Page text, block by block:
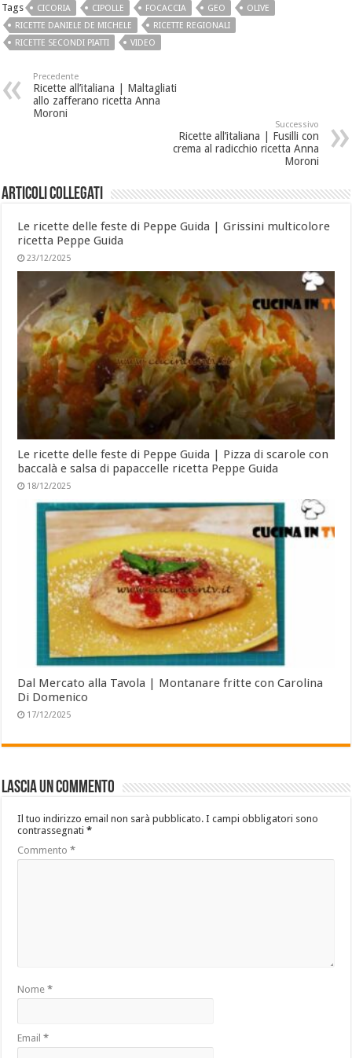
Tags CICORIA CIPOLLE FOCACCIA GEO
OLIVE
RICETTE DANIELE DE MICHELE
RICETTE REGIONALI
RICETTE SECONDI PIATTI
VIDEO
Precedente
Ricette all’italiana | Maltagliati
allo zafferano ricetta Anna
Moroni
Successivo
Ricette all’italiana | Fusilli con
crema al radicchio ricetta Anna
Moroni
Articoli collegati
Le ricette delle feste di Peppe Guida | Grissini multicolore
ricetta Peppe Guida
23/12/2025
Le ricette delle feste di Peppe Guida | Pizza di scarole con
baccalà e salsa di papaccelle ricetta Peppe Guida
18/12/2025
Dal Mercato alla Tavola | Montanare fritte con Carolina
Di Domenico
17/12/2025
Lascia un commento
Il tuo indirizzo email non sarà pubblicato. I campi obbligatori sono
contrassegnati*
Commento*
Nome*
Email*